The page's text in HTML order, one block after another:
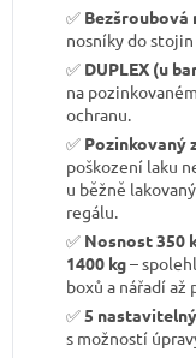
✅ Bezšroubová
nosníky do
✅ DUPLEX (u
na
ochranu.
✅ Pozinkovaný
poškození laku
u běžně
regálu.
✅ Nosnost 350
1400 kg–
boxů a nářadí
✅5
s možností